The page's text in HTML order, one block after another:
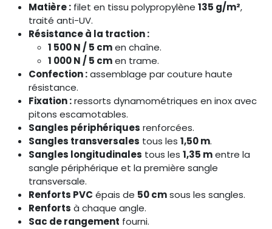
Matière : filet en tissu polypropylène 135 g/m²,
traité anti-UV.
Résistance à la traction :
1 500 N / 5 cmen chaîne.
1 000 N / 5 cmen trame.
Confection :assemblage par couture haute
résistance.
Fixation :ressorts dynamométriques en inox avec
pitons escamotables.
Sangles périphériques renforcées.
Sangles transversales tous les 1,50 m.
Sangles longitudinales tous les 1,35 mentre la
sangle périphérique et la première sangle
transversale.
Renforts PVC épais de 50 cmsous les sangles.
Renforts à chaque angle.
Sac de rangement fourni.